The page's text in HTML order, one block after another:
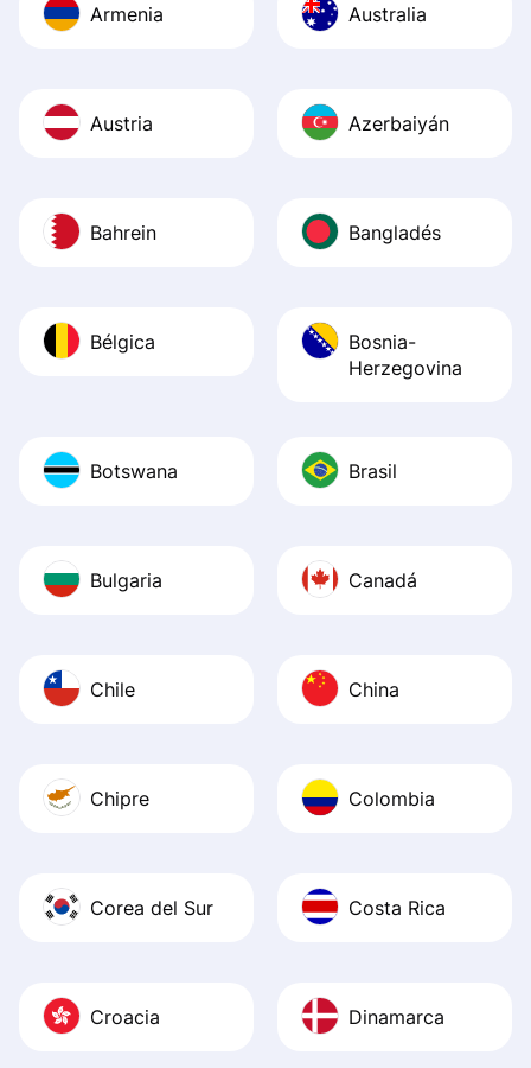
Armenia Australia
Austria Azerbaiyán
Bahrein Bangladés
Bélgica
Bosnia-
Herzegovina
Botswana Brasil
Bulgaria Canadá
Chile China
Chipre Colombia
Corea del Sur Costa Rica
Croacia Dinamarca